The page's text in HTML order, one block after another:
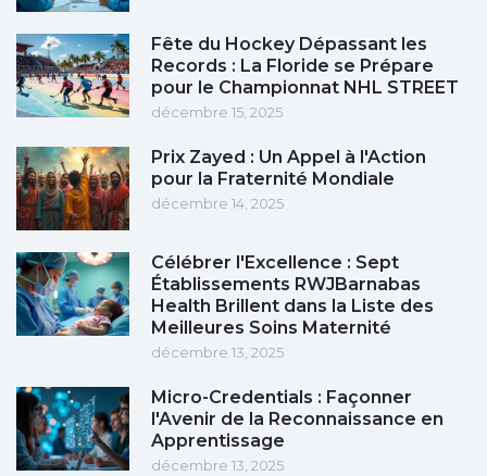
Fête du Hockey Dépassant les
Records : La Floride se Prépare
pour le Championnat NHL STREET
décembre 15, 2025
Prix Zayed : Un Appel à l'Action
pour la Fraternité Mondiale
décembre 14, 2025
Célébrer l'Excellence : Sept
Établissements RWJBarnabas
Health Brillent dans la Liste des
Meilleures Soins Maternité
décembre 13, 2025
Micro-Credentials : Façonner
l'Avenir de la Reconnaissance en
Apprentissage
décembre 13, 2025